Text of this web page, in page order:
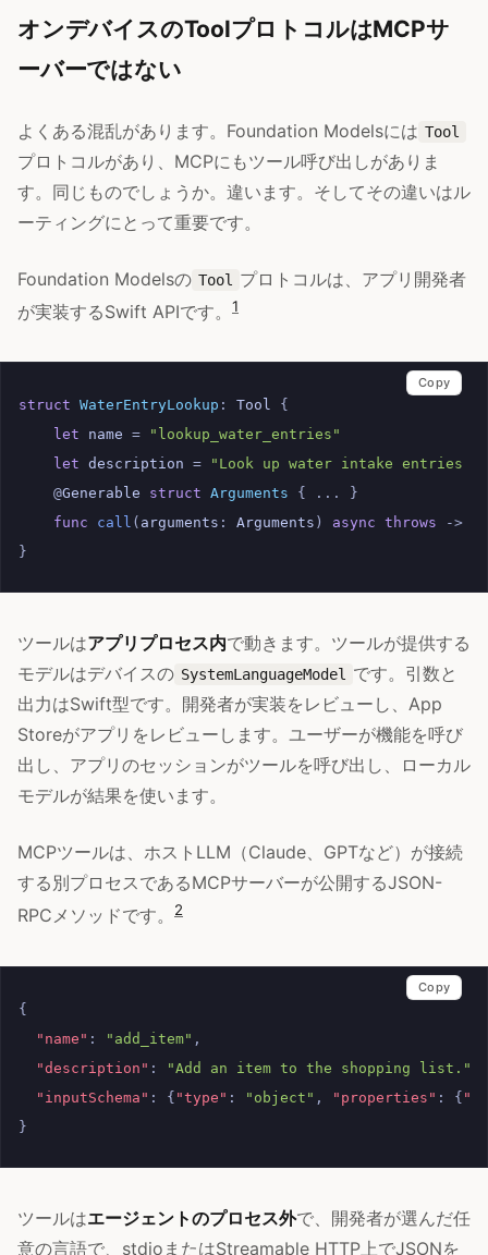
オンデバイスのToolプロトコルはMCPサ
ーバーではない
よくある混乱があります。Foundation Modelsには Tool
プロトコルがあり、MCPにもツール呼び出しがありま
す。同じものでしょうか。違います。そしてその違いはル
ーティングにとって重要です。
Foundation Modelsの Tool
プロトコルは、アプリ開発者
が実装するSwift APIです。
1
struct WaterEntryLookup : Tool
{
let
name =
"lookup_water_entries"
let description =
"Look up water intake entries
@Generable struct Arguments { ...
}
func
call ( arguments : Arguments ) async throws ->
}
Copy
ツールはアプリプロセス内で動きます。ツールが提供する
モデルはデバイスの SystemLanguageModel です。引数と
出力はSwift型です。開発者が実装をレビューし、App
Storeがアプリをレビューします。ユーザーが機能を呼び
出し、アプリのセッションがツールを呼び出し、ローカル
モデルが結果を使います。
MCPツールは、ホストLLM（Claude、GPTなど）が接続
する別プロセスであるMCPサーバーが公開するJSON-
RPCメソッドです。
2
{
"name" : "add_item" ,
"description" : "Add an item to the shopping list."
"inputSchema" : { "type" : "object" , "properties" : {
}
Copy
ツールはエージェントのプロセス外で、開発者が選んだ任
意の言語で、stdioまたはStreamable HTTP上でJSONを